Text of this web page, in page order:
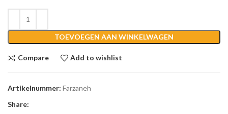
TOEVOEGEN AAN WINKELWAGEN
Compare Add to wishlist
Artikelnummer: Farzaneh
Share: